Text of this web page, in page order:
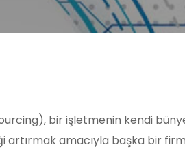
bir işletmenin kendi
artırmak amacıyla başka bir